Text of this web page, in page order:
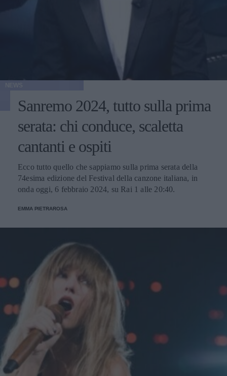
Sanremo 2024, tutto sulla prima
serata: chi conduce, scaletta
cantanti e ospiti
Ecco tutto quello che sappiamo sulla prima serata della
74esima edizione del Festival della canzone italiana, in
onda oggi, 6 febbraio 2024, su Rai 1 alle 20:40.
EMMA PIETRAROSA